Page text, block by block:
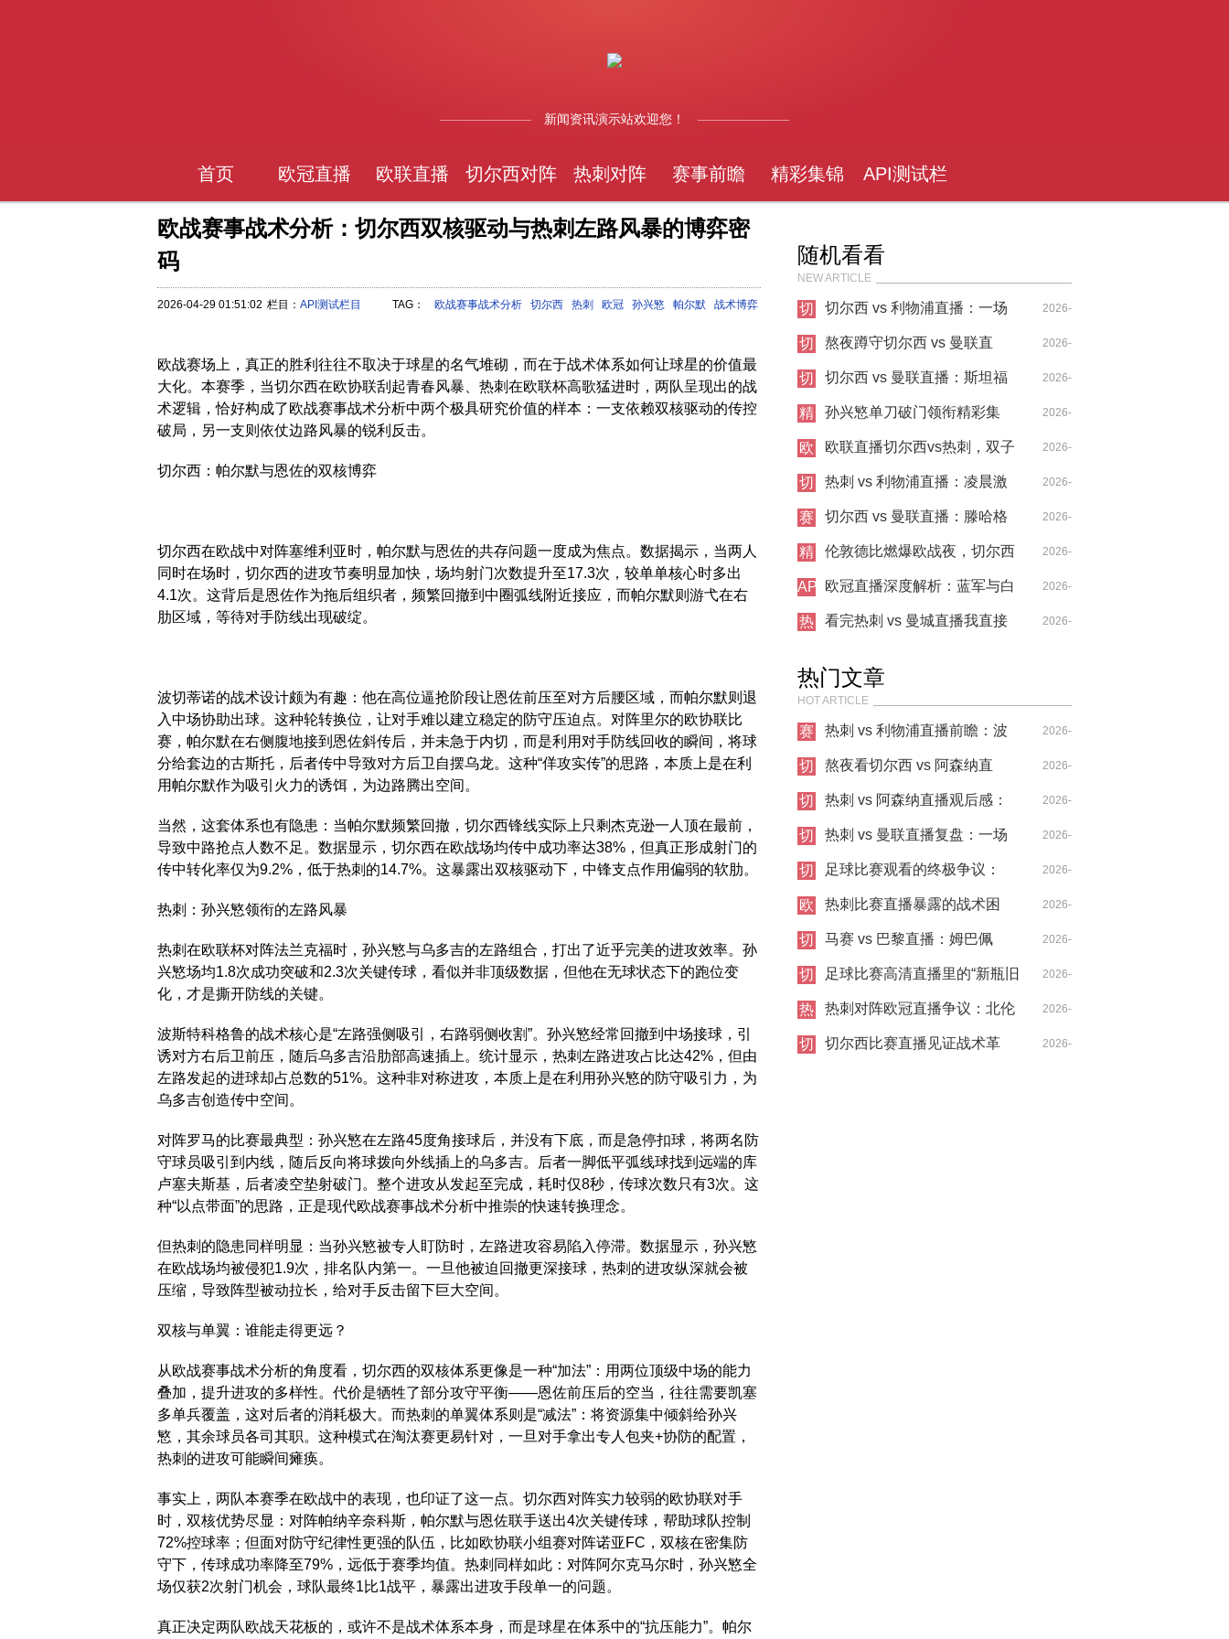
新闻资讯演示站欢迎您！
首页 欧冠直播 欧联直播 切尔西对阵 热刺对阵 赛事前瞻 精彩集锦 API测试栏
欧战赛事战术分析：切尔西双核驱动与热刺左路风暴的博弈密
码
2026-04-29 01:51:02 栏目： API测试栏目 TAG： 欧战赛事战术分析 切尔西 热刺 欧冠 孙兴慜 帕尔默 战术博弈
欧战赛场上，真正的胜利往往不取决于球星的名气堆砌，而在于战术体系如何让球星的价值最
大化。本赛季，当切尔西在欧协联刮起青春风暴、热刺在欧联杯高歌猛进时，两队呈现出的战
术逻辑，恰好构成了欧战赛事战术分析中两个极具研究价值的样本：一支依赖双核驱动的传控
破局，另一支则依仗边路风暴的锐利反击。
切尔西：帕尔默与恩佐的双核博弈
切尔西在欧战中对阵塞维利亚时，帕尔默与恩佐的共存问题一度成为焦点。数据揭示，当两人
同时在场时，切尔西的进攻节奏明显加快，场均射门次数提升至17.3次，较单单核心时多出
4.1次。这背后是恩佐作为拖后组织者，频繁回撤到中圈弧线附近接应，而帕尔默则游弋在右
肋区域，等待对手防线出现破绽。
波切蒂诺的战术设计颇为有趣：他在高位逼抢阶段让恩佐前压至对方后腰区域，而帕尔默则退
入中场协助出球。这种轮转换位，让对手难以建立稳定的防守压迫点。对阵里尔的欧协联比
赛，帕尔默在右侧腹地接到恩佐斜传后，并未急于内切，而是利用对手防线回收的瞬间，将球
分给套边的古斯托，后者传中导致对方后卫自摆乌龙。这种“佯攻实传”的思路，本质上是在利
用帕尔默作为吸引火力的诱饵，为边路腾出空间。
当然，这套体系也有隐患：当帕尔默频繁回撤，切尔西锋线实际上只剩杰克逊一人顶在最前，
导致中路抢点人数不足。数据显示，切尔西在欧战场均传中成功率达38%，但真正形成射门的
传中转化率仅为9.2%，低于热刺的14.7%。这暴露出双核驱动下，中锋支点作用偏弱的软肋。
热刺：孙兴慜领衔的左路风暴
热刺在欧联杯对阵法兰克福时，孙兴慜与乌多吉的左路组合，打出了近乎完美的进攻效率。孙
兴慜场均1.8次成功突破和2.3次关键传球，看似并非顶级数据，但他在无球状态下的跑位变
化，才是撕开防线的关键。
波斯特科格鲁的战术核心是“左路强侧吸引，右路弱侧收割”。孙兴慜经常回撤到中场接球，引
诱对方右后卫前压，随后乌多吉沿肋部高速插上。统计显示，热刺左路进攻占比达42%，但由
左路发起的进球却占总数的51%。这种非对称进攻，本质上是在利用孙兴慜的防守吸引力，为
乌多吉创造传中空间。
对阵罗马的比赛最典型：孙兴慜在左路45度角接球后，并没有下底，而是急停扣球，将两名防
守球员吸引到内线，随后反向将球拨向外线插上的乌多吉。后者一脚低平弧线球找到远端的库
卢塞夫斯基，后者凌空垫射破门。整个进攻从发起至完成，耗时仅8秒，传球次数只有3次。这
种“以点带面”的思路，正是现代欧战赛事战术分析中推崇的快速转换理念。
但热刺的隐患同样明显：当孙兴慜被专人盯防时，左路进攻容易陷入停滞。数据显示，孙兴慜
在欧战场均被侵犯1.9次，排名队内第一。一旦他被迫回撤更深接球，热刺的进攻纵深就会被
压缩，导致阵型被动拉长，给对手反击留下巨大空间。
双核与单翼：谁能走得更远？
从欧战赛事战术分析的角度看，切尔西的双核体系更像是一种“加法”：用两位顶级中场的能力
叠加，提升进攻的多样性。代价是牺牲了部分攻守平衡——恩佐前压后的空当，往往需要凯塞
多单兵覆盖，这对后者的消耗极大。而热刺的单翼体系则是“减法”：将资源集中倾斜给孙兴
慜，其余球员各司其职。这种模式在淘汰赛更易针对，一旦对手拿出专人包夹+协防的配置，
热刺的进攻可能瞬间瘫痪。
事实上，两队本赛季在欧战中的表现，也印证了这一点。切尔西对阵实力较弱的欧协联对手
时，双核优势尽显：对阵帕纳辛奈科斯，帕尔默与恩佐联手送出4次关键传球，帮助球队控制
72%控球率；但面对防守纪律性更强的队伍，比如欧协联小组赛对阵诺亚FC，双核在密集防
守下，传球成功率降至79%，远低于赛季均值。热刺同样如此：对阵阿尔克马尔时，孙兴慜全
场仅获2次射门机会，球队最终1比1战平，暴露出进攻手段单一的问题。
真正决定两队欧战天花板的，或许不是战术体系本身，而是球星在体系中的“抗压能力”。帕尔
随机看看
NEW ARTICLE
切
西
点
切尔西 vs 利物浦直播：一场
互捅刀子的平局，谁都没占到
便宜
2026-
04-18
切
西
他
阵
熬夜蹲守切尔西 vs 曼联直
播，这宿没白熬，剧情拉满了
2026-
04-14
切
西
点
切尔西 vs 曼联直播：斯坦福
桥的红色警报，滕哈赫的战术
豪赌能否奏效？
2026-
04-18
精
集
孙兴慜单刀破门领衔精彩集
锦，热刺比赛欧战憾负切尔西
2026-
04-30
欧
直
欧联直播切尔西vs热刺，双子
星碰撞决定伦敦德比走向
2026-
05-24
切
西
点
热刺 vs 利物浦直播：凌晨激
战致血压飙升
2026-
04-26
赛
前
切尔西 vs 曼联直播：滕哈格
下课倒计时？
2026-
04-26
精
集
伦敦德比燃爆欧战夜，切尔西
vs热刺精彩集锦再现经典
2026-
05-21
API
试
欧冠直播深度解析：蓝军与白
百合的欧战轮回密码
2026-
04-29
热
阵
看完热刺 vs 曼城直播我直接
干的？
2026-
热门文章
HOT ARTICLE
赛
前
热刺 vs 利物浦直播前瞻：波
叔的“七伤拳”，能破克洛普
的“重金属”吗？
2026-
04-14
切
西
敦
比
熬夜看切尔西 vs 阿森纳直
播，这比赛要素也太多了！
2026-
04-20
切
西
点
热刺 vs 阿森纳直播观后感：
北伦敦的雨夜，心跳比雨点更
急
2026-
04-21
切
西
敦
比
热刺 vs 曼联直播复盘：一场
被VAR切割的战术博弈，麦迪
逊导演逆转
2026-
04-18
切
西
他
阵
足球比赛观看的终极争议：
VAR，是守护公正还是扼杀激
情？
2026-
04-14
欧
直
热刺比赛直播暴露的战术困
局：控球率七成却输得没脾气
2026-
04-21
切
西
敦
比
马赛 vs 巴黎直播：姆巴佩
的“散步”是战术毒药还是天才
特权？
2026-
04-14
切
西
点
足球比赛高清直播里的“新瓶旧
酒”：当哈兰德遇见希勒，暴力
美学的数字革命
2026-
04-14
热
对
热刺对阵欧冠直播争议：北伦
敦德比之外的欧战暗战
2026-
04-30
切
切尔西比赛直播见证战术革 2026-